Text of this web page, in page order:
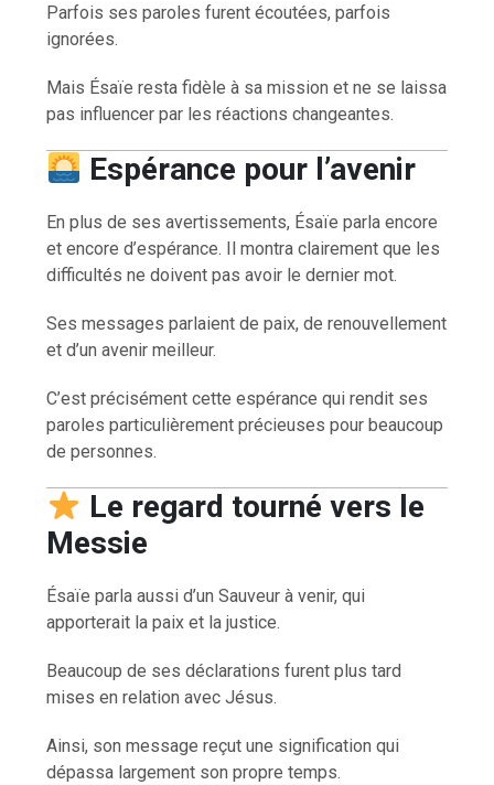
Parfois ses paroles furent écoutées, parfois
ignorées.
Mais Ésaïe resta fidèle à sa mission et ne se laissa
pas influencer par les réactions changeantes.
Espérance pour l’avenir
En plus de ses avertissements, Ésaïe parla encore
et encore d’espérance. Il montra clairement que les
difficultés ne doivent pas avoir le dernier mot.
Ses messages parlaient de paix, de renouvellement
et d’un avenir meilleur.
C’est précisément cette espérance qui rendit ses
paroles particulièrement précieuses pour beaucoup
de personnes.
Le regard tourné vers le
Messie
Ésaïe parla aussi d’un Sauveur à venir, qui
apporterait la paix et la justice.
Beaucoup de ses déclarations furent plus tard
mises en relation avec Jésus.
Ainsi, son message reçut une signification qui
dépassa largement son propre temps.